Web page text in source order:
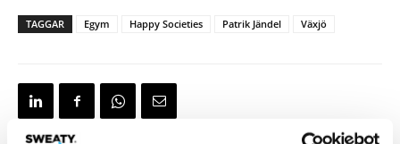
TAGGAR Egym Happy Societies Patrik Jändel Växjö